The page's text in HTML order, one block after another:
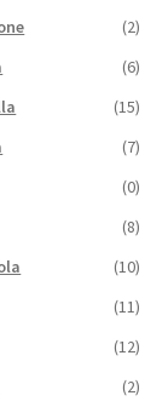
(2)
(6)
(15)
(7)
(0)
(8)
(10)
(11)
(12)
(2)